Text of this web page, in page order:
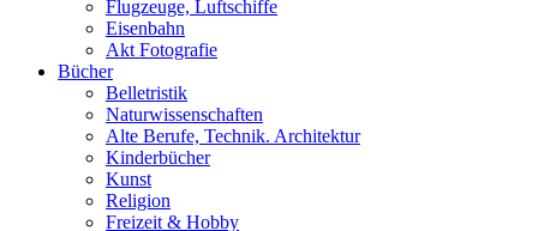
Flugzeuge, Luftschiffe
Eisenbahn
Akt Fotografie
Bücher
Belletristik
Naturwissenschaften
Alte Berufe, Technik. Architektur
Kinderbücher
Kunst
Religion
Freizeit & Hobby